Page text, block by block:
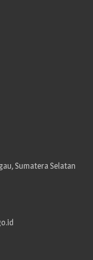
Sumatera Selatan